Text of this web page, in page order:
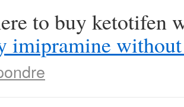
to buy ketotifen
imipramine